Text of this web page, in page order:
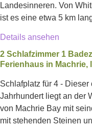
Landesinneren. Von
ist es eine etwa 5 km
Details ansehen
2 Schlafzimmer 1
Ferienhaus in Machrie,
Schlafplatz für 4 -
Jahrhundert liegt an der
von Machrie Bay mit
mit stehenden Steinen